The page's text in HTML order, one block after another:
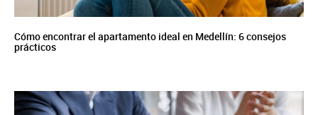
Cómo encontrar el apartamento ideal en Medellín: 6 consejos
prácticos